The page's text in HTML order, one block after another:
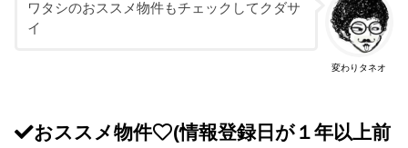
変わりタネオ
ワタシのおススメ物件もチェックしてクダサ
イ
おススメ物件
(情報登録日が１年以上前